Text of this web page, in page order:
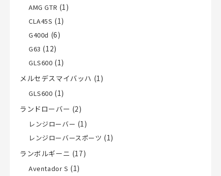
AMG GTR (1)
CLA45S (1)
G400d (6)
G63 (12)
GLS600 (1)
メルセデスマイバッハ (1)
GLS600 (1)
ランドローバー (2)
レンジローバー (1)
レンジローバースポーツ (1)
ランボルギーニ (17)
Aventador S (1)